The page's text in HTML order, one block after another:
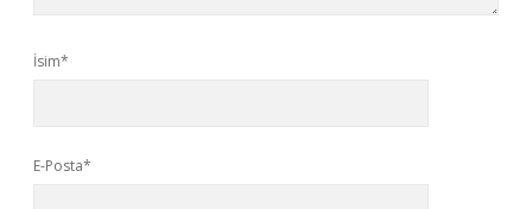
İsim*
E-Posta*